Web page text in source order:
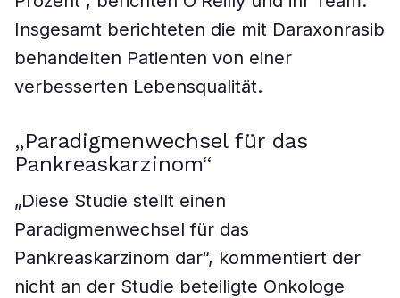
Insgesamt berichteten die mit Daraxonrasib
behandelten Patienten von einer
verbesserten Lebensqualität.
„Paradigmenwechsel für das
Pankreaskarzinom“
„Diese Studie stellt einen
Paradigmenwechsel für das
Pankreaskarzinom dar“, kommentiert der
nicht an der Studie beteiligte Onkologe